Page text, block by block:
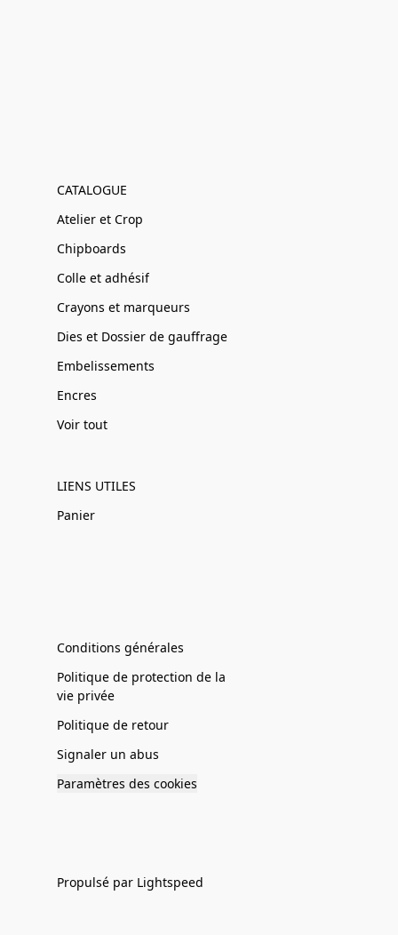
CATALOGUE
Atelier et Crop
Chipboards
Colle et adhésif
Crayons et marqueurs
Dies et Dossier de gauffrage
Embelissements
Encres
Voir tout
LIENS UTILES
Panier
Conditions générales
Politique de protection de la
vie privée
Politique de retour
Signaler un abus
Paramètres des cookies
Propulsé par Lightspeed